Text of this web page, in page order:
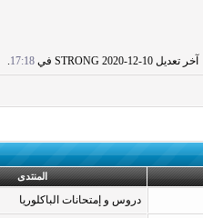
آخر تعديل STRONG 2020-12-10 في 17:18
.
المنتدى
دروس و إمتحانات الباكلوريا